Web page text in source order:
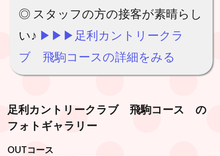
◎ スタッフの方の接客が素晴らし
い♪ ▶︎▶︎▶︎足利カントリークラ
ブ 飛駒コースの詳細をみる
足利カントリークラブ 飛駒コース
の
フォトギャラリー
OUTコース